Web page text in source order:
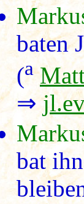
baten
(a
⇒
bat